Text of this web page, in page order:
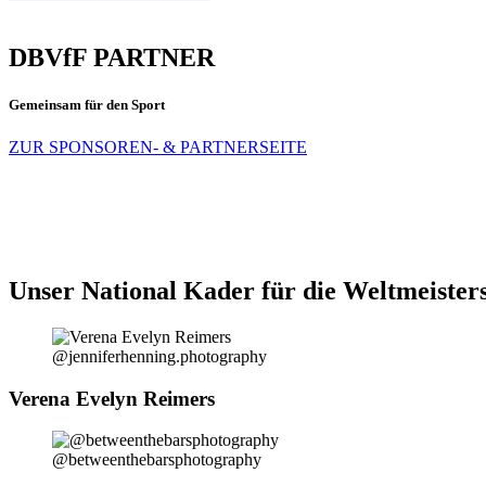
DBVfF PARTNER
Gemeinsam für den Sport
ZUR SPONSOREN- & PARTNERSEITE
Unser National Kader für die
@jenniferhenning.photography
Verena Evelyn Reimers
@betweenthebarsphotography